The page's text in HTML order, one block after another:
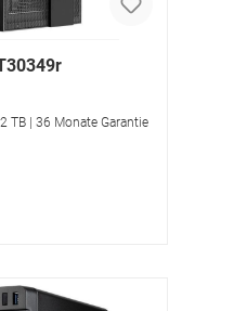
TB | 36 Monate Garantie